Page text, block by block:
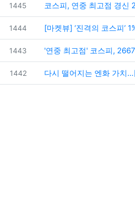
번호
1445 코스피, 연중 최고점 경신
번호
1444 [마켓뷰] ‘진격의 코스피’
번호
1443 '연중 최고점' 코스피,
번호
1442 다시 떨어지는 엔화 가치